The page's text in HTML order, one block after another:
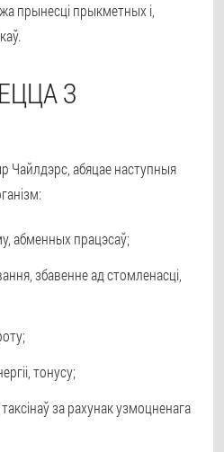
прынесці прыкметных і,
З
Чайлдэрс, абяцае наступныя
абменных працэсаў;
збавенне ад стомленасці,
тонусу;
за рахунак узмоцненага